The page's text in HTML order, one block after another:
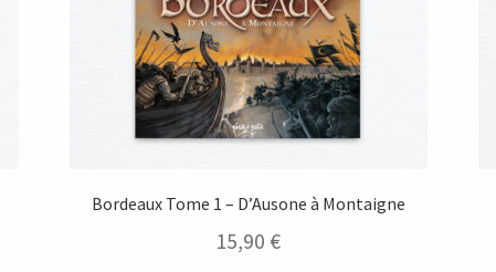
Bordeaux Tome 1 – D’Ausone à Montaigne
15,90 €